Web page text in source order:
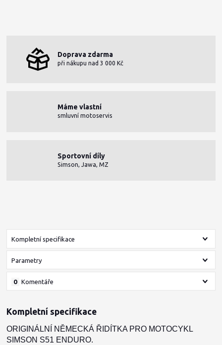
Doprava zdarma
při nákupu nad 3 000 Kč
Máme vlastní
smluvní motoservis
Sportovní díly
Simson, Jawa, MZ
Kompletní specifikace
Parametry
Komentáře
0
Kompletní specifikace
ORIGINÁLNÍ NĚMECKÁ ŘIDÍTKA PRO MOTOCYKL
SIMSON S51 ENDURO.